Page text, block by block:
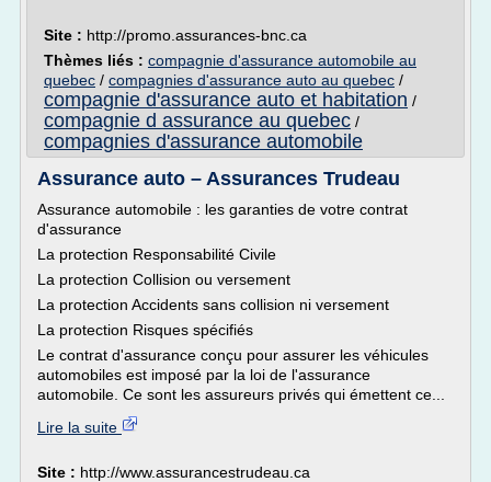
Site : http://promo.assurances-bnc.ca
Thèmes liés : compagnie d'assurance automobile au
quebec / compagnies d'assurance auto au quebec /
compagnie d'assurance auto et habitation /
compagnie d assurance au quebec /
compagnies d'assurance automobile
Assurance auto – Assurances Trudeau
Assurance automobile : les garanties de votre contrat
d'assurance
La protection Responsabilité Civile
La protection Collision ou versement
La protection Accidents sans collision ni versement
La protection Risques spécifiés
Le contrat d'assurance conçu pour assurer les véhicules
automobiles est imposé par la loi de l'assurance
automobile. Ce sont les assureurs privés qui émettent ce...
Lire la suite
Site : http://www.assurancestrudeau.ca